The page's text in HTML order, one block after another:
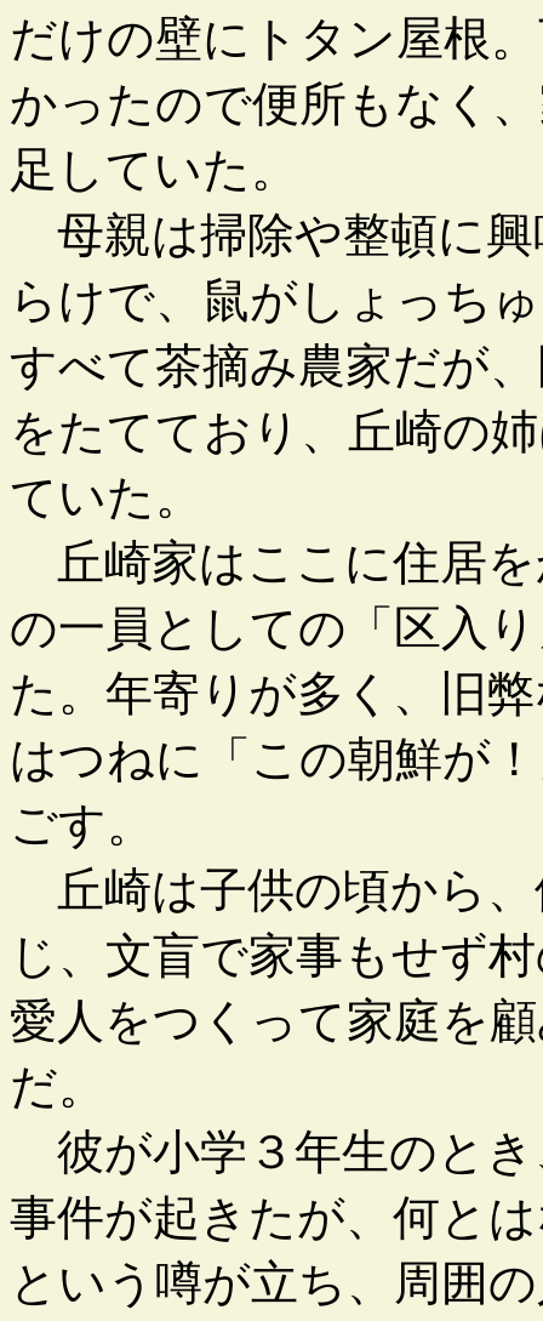
だけの壁にトタン屋根
かったので便所もなく
足していた。
母親は掃除や整頓に
らけで、鼠がしょっち
すべて茶摘み農家だが
をたてており、丘崎の
ていた。
丘崎家はここに住居
の一員としての「区入
た。年寄りが多く、旧
はつねに「この朝鮮が
ごす。
丘崎は子供の頃から
じ、文盲で家事もせず
愛人をつくって家庭を
だ。
彼が小学３年生のと
事件が起きたが、何と
という噂が立ち、周囲